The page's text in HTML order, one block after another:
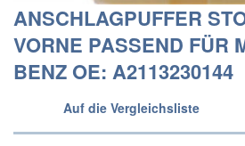
ANSCHLAGPUFFER
VORNE PASSEND FÜR
BENZ OE: A2113230144
Auf die Vergleichsliste